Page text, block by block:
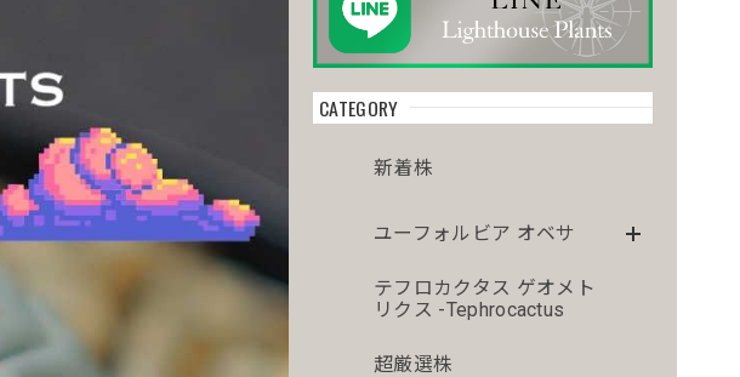
CATEGORY
新着株
ユーフォルビア オベサ
テフロカクタス ゲオメト
リクス -Tephrocactus
超厳選株